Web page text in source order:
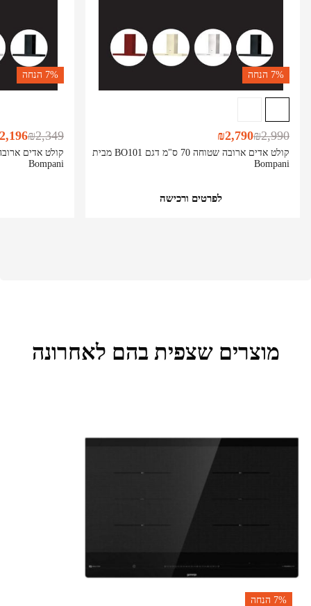
7% הנחה
קולט אדים ארובה שטוחה 70 ס"מ דגם BO101 מבית
Bompani
₪2,990
₪2,790
לפרטים ורכישה
7% הנחה
Bompani
₪2,349
מוצרים שצפית בהם לאחרונה
7% הנחה